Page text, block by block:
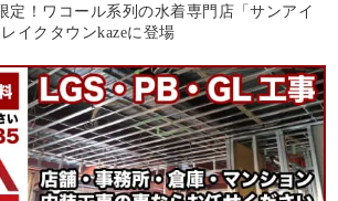
定！ワコール系列の水着専門店「サンアイ
イクタウンkazeに登場